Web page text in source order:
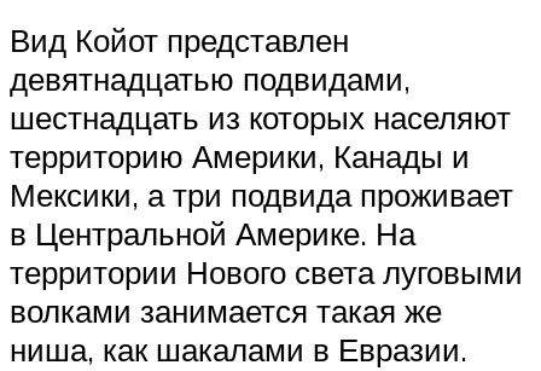
Вид Койот представлен
девятнадцатью подвидами,
шестнадцать из которых населяют
территорию Америки, Канады и
Мексики, а три подвида проживает
в Центральной Америке. На
территории Нового света луговыми
волками занимается такая же
ниша, как шакалами в Евразии.